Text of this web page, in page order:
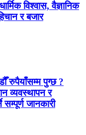
विश्वास, वैज्ञानिक
र बजार
रुपैयाँसम्म पुग्छ ?
व्यवस्थापन र
सम्पूर्ण जानकारी